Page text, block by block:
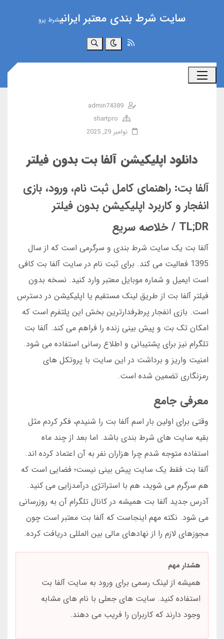
سایت شرط بندی معتبر ایرانیشرط پرو
جستجو
admin74389
shartpro
نوامبر 29, 2025
دانلود اپلیکیشن آلفا بت بدون فیلتر
آلفا بت: راهنمای کامل ثبت نام، ورود، بازی
انفجار و کاربرد اپلیکیشن بدون فیلتر
TL;DR / خلاصه سریع
آلفا بت یک سایت شرط بندی و سرگرمی است که از سال
1395 فعالیت می کند. برای ثبت نام در سایت آلفا بت کافی
است ایمیل و شماره موبایل معتبر وارد کنید. نسخه بدون
فیلتر آلفا بت از طریق لینک مستقیم یا اپلیکیشن در دسترس
است. بازی انفجار پرطرفدارترین بخش این پلتفرم است که
امکان تک بت و پیش بینی زنده را فراهم می کند. آلفا بت
تلگرام نیز برای پشتیبانی و اطلاع رسانی استفاده می شود.
امنیت واریز و برداشت در این سایت با پروتکل های
رمزنگاری تضمین شده است.
معرفی جامع
وقتی برای اولین بار اسم آلفا بت را شنیدم، فکر کردم مثل
بقیه سایت های شرط بندی باشد. اما بعد از چند ماه
استفاده متوجه شدم چرا هزاران نفر به آن اعتماد کرده اند.
آلفا بت فقط یک سایت پیش بینی نیست؛ فضایی است که
هم سرگرم می شوید، هم با استراتژی درآمدزایی می کنید.
آدرس جدید آلفا بت همیشه در کانال تلگرام آن به روزرسانی
می شود. نکته مهم اینجاست که آلفا بت معتبر است چون
مجوزهای لازم را از نهادهای مالی بین المللی دریافت کرده.
هشدار مهم
همیشه از لینک رسمی برای ورود به سایت آلفا بت
استفاده کنید. سایت های جعلی با نام های مشابه
وجود دارند که کاربران را فریب می دهند.